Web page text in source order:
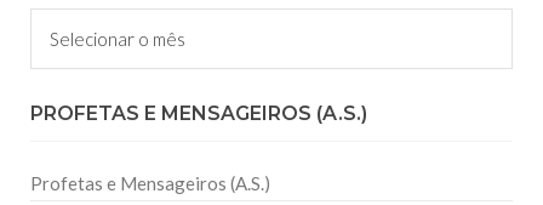
Arquivos
PROFETAS E MENSAGEIROS (A.S.)
Profetas e Mensageiros (A.S.)